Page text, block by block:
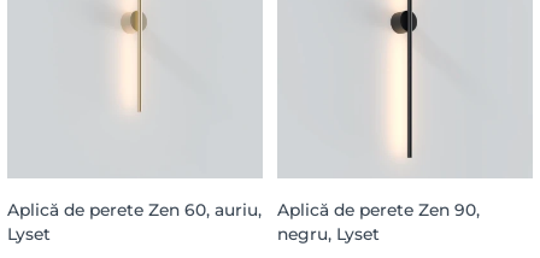
Aplică de perete Zen 60, auriu,
Lyset
Aplică de perete Zen 90,
negru, Lyset